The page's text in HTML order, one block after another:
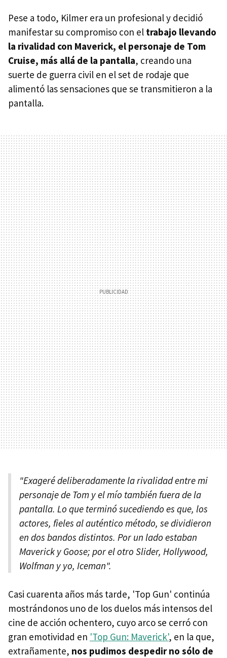
Pese a todo, Kilmer era un profesional y decidió
manifestar su compromiso con el trabajo llevando
la rivalidad con Maverick, el personaje de Tom
Cruise, más allá de la pantalla, creando una
suerte de guerra civil en el set de rodaje que
alimentó las sensaciones que se transmitieron a la
pantalla.
"Exageré deliberadamente la rivalidad entre mi
personaje de Tom y el mío también fuera de la
pantalla. Lo que terminó sucediendo es que, los
actores, fieles al auténtico método, se dividieron
en dos bandos distintos. Por un lado estaban
Maverick y Goose; por el otro Slider, Hollywood,
Wolfman y yo, Iceman".
Casi cuarenta años más tarde, 'Top Gun' continúa
mostrándonos uno de los duelos más intensos del
cine de acción ochentero, cuyo arco se cerró con
gran emotividad en 'Top Gun: Maverick', en la que,
extrañamente, nos pudimos despedir no sólo de